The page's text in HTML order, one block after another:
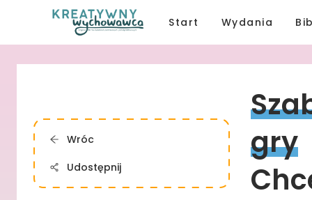
Start Wydania
Wróc
Udostępnij
gry